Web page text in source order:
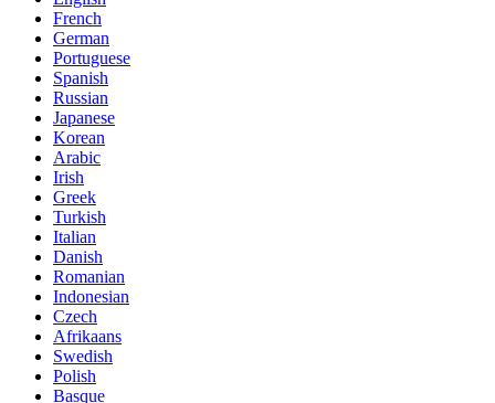
French
German
Portuguese
Spanish
Russian
Japanese
Korean
Arabic
Irish
Greek
Turkish
Italian
Danish
Romanian
Indonesian
Czech
Afrikaans
Swedish
Polish
Basque